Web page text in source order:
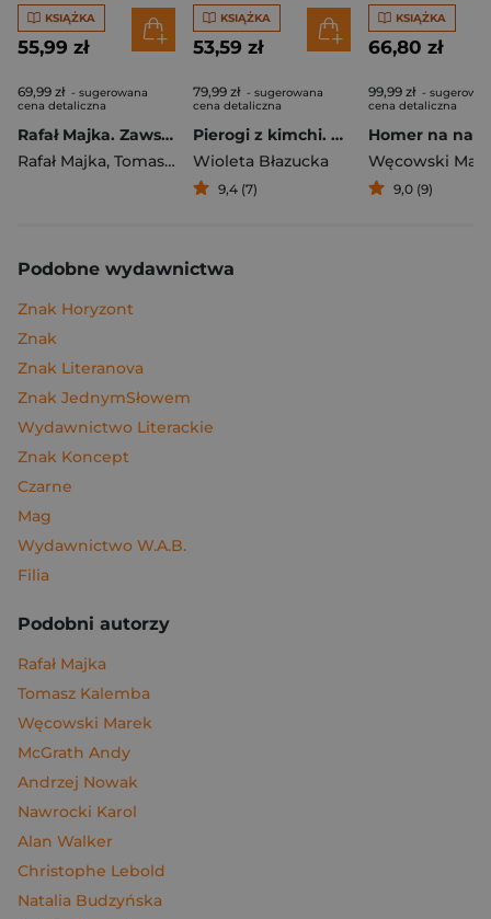
KSIĄŻKA
55,99 zł
69,99 zł - sugerowana
cena detaliczna
Rafał Majka. Zawsze z przodu. Rozmawia Tomasz Kalemba - książka z autografem
Rafał Majka, Tomasz Kalemba
KSIĄŻKA
53,59 zł
79,99 zł - sugerowana
cena detaliczna
Pierogi z kimchi. Moje ulubione azjatyckie przepisy
Wioleta Błazucka
9,4 (7)
KSIĄŻKA
66,80 zł
99,99 zł -
cena detaliczna
Węcowski
9,0 (9)
Podobne wydawnictwa
Znak Horyzont
Znak
Znak Literanova
Znak JednymSłowem
Wydawnictwo Literackie
Znak Koncept
Czarne
Mag
Wydawnictwo W.A.B.
Filia
Podobni autorzy
Rafał Majka
Tomasz Kalemba
Węcowski Marek
McGrath Andy
Andrzej Nowak
Nawrocki Karol
Alan Walker
Christophe Lebold
Natalia Budzyńska